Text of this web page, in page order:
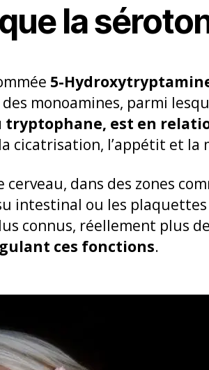
la
5-
monoamines, parmi
tryptophane, est en
cicatrisation, l’appétit et la
cerveau, dans des zones
intestinal ou les
connus, réellement plus
ces fonctions.